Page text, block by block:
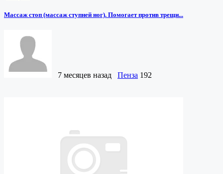
Массаж стоп (массаж ступней ног). Помогает против трещи...
7 месяцев назад Пенза 192